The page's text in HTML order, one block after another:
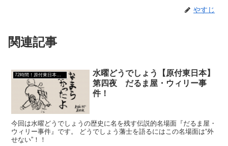
やすじ
関連記事
72時間！原付東日本縦断ラリー
水曜どうでしょう【原付東日本】
第四夜 だるま屋・ウィリー事
件！
今回は水曜どうでしょうの歴史に名を残す伝説的名場面『だるま屋・
ウィリー事件』です。 どうでしょう藩士を語るにはこの名場面は“外
せない”！！